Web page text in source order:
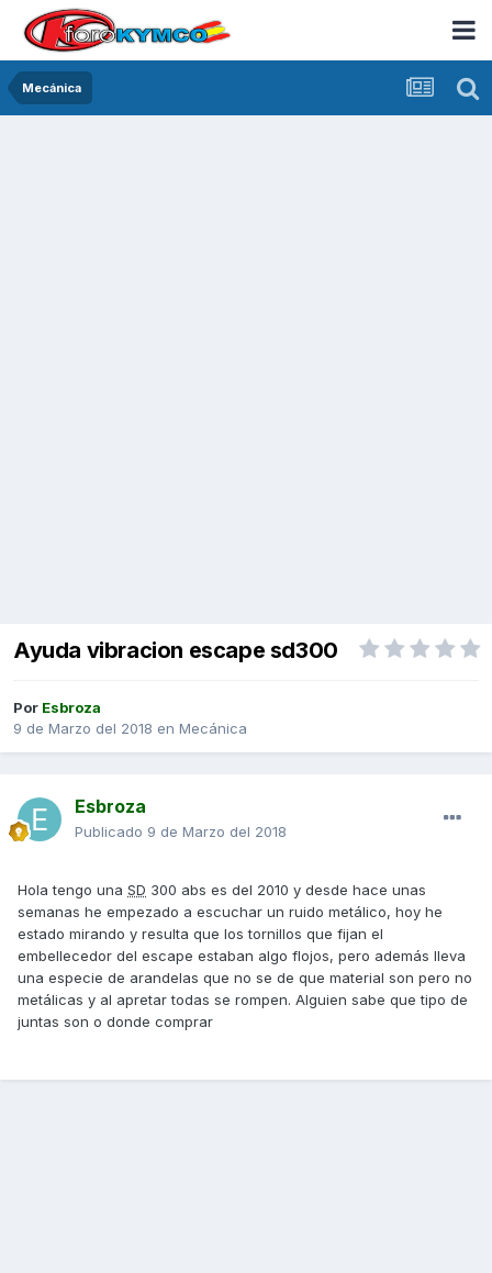
Mecánica
Ayuda vibracion escape sd300
Por Esbroza
9 de Marzo del 2018 en Mecánica
Esbroza
Publicado 9 de Marzo del 2018
Hola tengo una SD 300 abs es del 2010 y desde hace unas
semanas he empezado a escuchar un ruido metálico, hoy he
estado mirando y resulta que los tornillos que fijan el
embellecedor del escape estaban algo flojos, pero además lleva
una especie de arandelas que no se de que material son pero no
metálicas y al apretar todas se rompen. Alguien sabe que tipo de
juntas son o donde comprar